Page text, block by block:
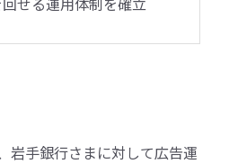
岩手銀行さまに対して広告運